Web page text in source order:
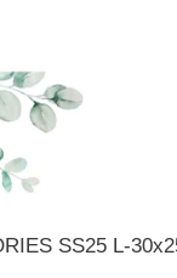
SS25 L-